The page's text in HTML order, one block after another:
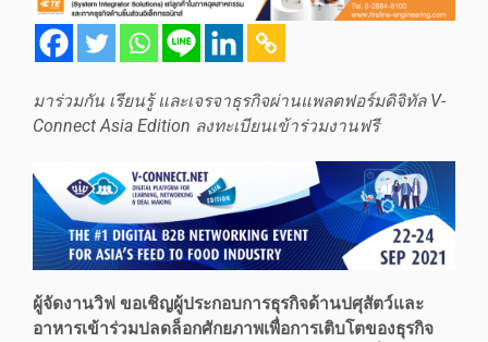
มาร่วมกัน เรียนรู้ และเจรจาธุรกิจผ่านแพลตฟอร์มดิจิทัล V-
Connect Asia Edition ลงทะเบียนเข้าร่วมงานฟรี
ผู้จัดงานวิฟ ขอเชิญผู้ประกอบการธุรกิจด้านปศุสัตว์และ
อาหารเข้าร่วมปลดล็อกศักยภาพเพื่อการเติบโตของธุรกิจ